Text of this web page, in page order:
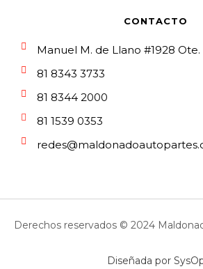
CONTACTO
Manuel M. de Llano #1928 Ote.
81 8343 3733
81 8344 2000
81 1539 0353
Derechos reservados © 2024
Diseñada por